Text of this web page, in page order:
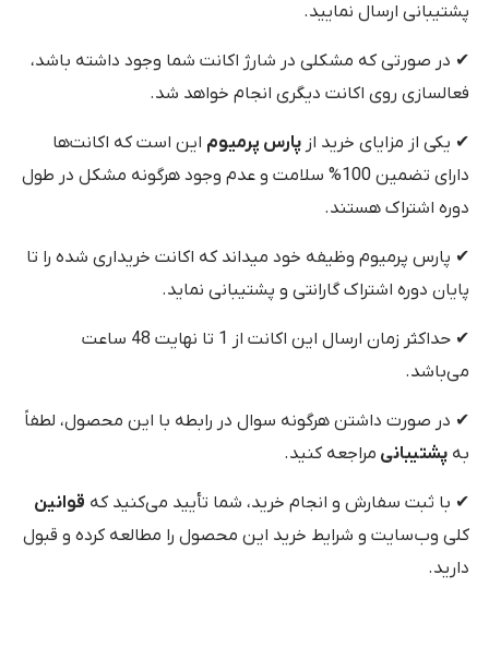
پشتیبانی ارسال نمایید.
✔ در صورتی که مشکلی در شارژ اکانت شما وجود داشته باشد،
فعالسازی روی اکانت دیگری انجام خواهد شد.
✔ یکی از مزایای خرید از پارس پرمیوم این است که اکانت‌ها
دارای تضمین 100% سلامت و عدم وجود هرگونه مشکل در طول
دوره اشتراک هستند.
✔ پارس پرمیوم وظیفه خود میداند که اکانت خریداری شده را تا
پایان دوره اشتراک گارانتی و پشتیبانی نماید.
✔ حداکثر زمان ارسال این اکانت از 1 تا نهایت 48 ساعت
می‌باشد.
✔ در صورت داشتن هرگونه سوال در رابطه با این محصول، لطفاً
به پشتیبانی مراجعه کنید.
✔ با ثبت سفارش و انجام خرید، شما تأیید می‌کنید که قوانین
کلی وب‌سایت و شرایط خرید این محصول را مطالعه کرده و قبول
دارید.